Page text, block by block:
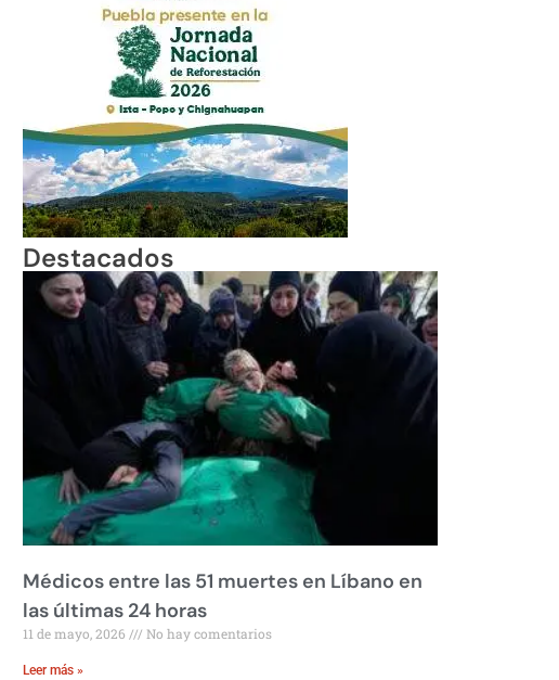
Destacados
Médicos entre las 51 muertes en Líbano en
las últimas 24 horas
11 de mayo, 2026 No hay comentarios
Leer más »